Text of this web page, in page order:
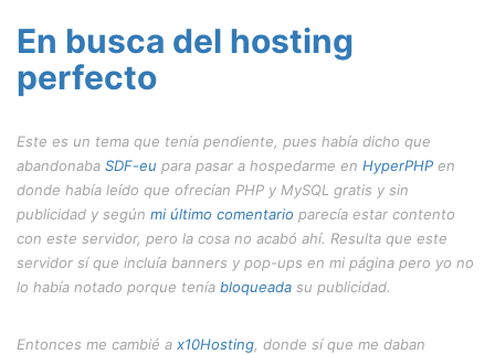
En busca del hosting
perfecto
Este es un tema que tenía pendiente, pues había dicho que
abandonaba SDF-eu para pasar a hospedarme en HyperPHP en
donde había leído que ofrecían PHP y MySQL gratis y sin
publicidad y según mi último comentario parecía estar contento
con este servidor, pero la cosa no acabó ahí. Resulta que este
servidor sí que incluía banners y pop-ups en mi página pero yo no
lo había notado porque tenía bloqueada su publicidad.
Entonces me cambié a x10Hosting, donde sí que me daban